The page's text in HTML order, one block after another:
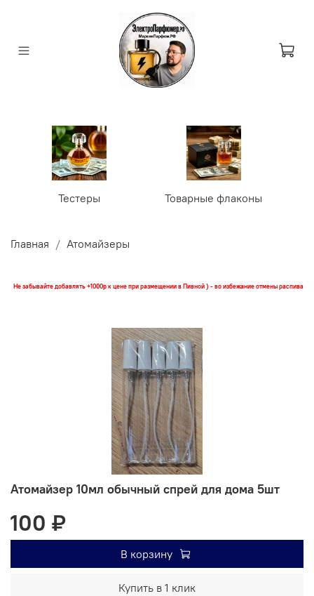
Тестеры Товарные флаконы
Главная Атомайзеры
Не забывайте добавлять +1000р к цене при размещении в Пивной ) - во избежание отмены распива
Атомайзер 10мл обычный спрей для дома 5шт
100 ₽
В корзину
Купить в 1 клик